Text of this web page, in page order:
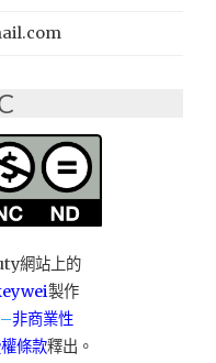
│
研
究
協
會
薦，
護
背
區
專
網站上的
製作
–非商業性
條款釋出。